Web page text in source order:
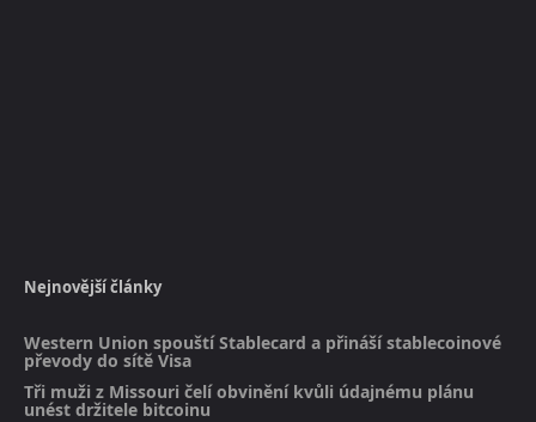
Nejnovější články
Western Union spouští Stablecard a přináší stablecoinové
převody do sítě Visa
Tři muži z Missouri čelí obvinění kvůli údajnému plánu
unést držitele bitcoinu